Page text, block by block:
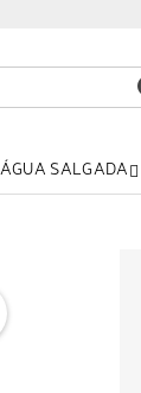
ÁGUA SALGADA